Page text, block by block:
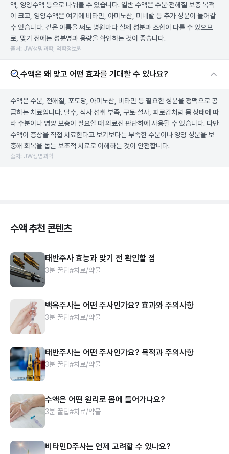
액, 영양수액 등으로 나눠볼 수 있습니다. 일반 수액은 수분·전해질 보충 목적
이 크고, 영양수액은 여기에 비타민, 아미노산, 미네랄 등 추가 성분이 들어갈
수 있습니다. 같은 이름을 써도 병원마다 실제 성분과 조합이 다를 수 있으므
로, 맞기 전에는 성분명과 용량을 확인하는 것이 좋습니다.
출처: JW생명과학, 약학정보원
수액은 왜 맞고 어떤 효과를 기대할 수 있나요?
수액은 수분, 전해질, 포도당, 아미노산, 비타민 등 필요한 성분을 정맥으로 공
급하는 치료입니다. 탈수, 식사 섭취 부족, 구토·설사, 피로감처럼 몸 상태에 따
라 수분이나 영양 보충이 필요할 때 의료진 판단하에 사용될 수 있습니다. 다만
수액이 증상을 직접 치료한다고 보기보다는 부족한 수분이나 영양 성분을 보
충해 회복을 돕는 보조적 치료로 이해하는 것이 안전합니다.
출처: JW생명과학
수액 추천 콘텐츠
태반주사 효능과 맞기 전 확인할 점
3분 꿀팁#치료/약물
백옥주사는 어떤 주사인가요? 효과와 주의사항
3분 꿀팁#치료/약물
태반주사는 어떤 주사인가요? 목적과 주의사항
3분 꿀팁#치료/약물
수액은 어떤 원리로 몸에 들어가나요?
3분 꿀팁#치료/약물
비타민D주사는 언제 고려할 수 있나요?